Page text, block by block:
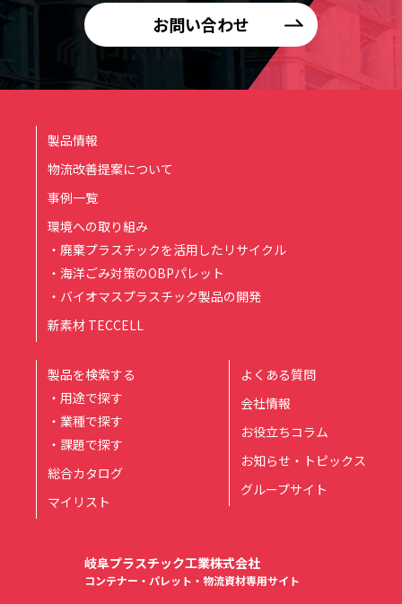
お問い合わせ
製品情報
物流改善提案について
事例一覧
環境への取り組み
・廃棄プラスチックを活用したリサイクル
・海洋ごみ対策のOBPパレット
・バイオマスプラスチック製品の開発
新素材 TECCELL
製品を検索する
・用途で探す
・業種で探す
・課題で探す
総合カタログ
マイリスト
よくある質問
会社情報
お役立ちコラム
お知らせ・トピックス
グループサイト
岐阜プラスチック工業株式会社
コンテナー・パレット・物流資材専用サイト